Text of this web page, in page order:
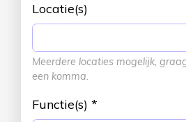
Locatie(s)
Meerdere locaties mogelijk,
een komma.
Functie(s) *